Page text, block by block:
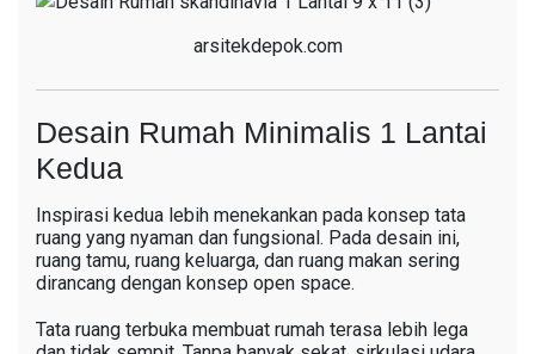
arsitekdepok.com
Desain Rumah Minimalis 1 Lantai
Kedua
Inspirasi kedua lebih menekankan pada konsep tata
ruang yang nyaman dan fungsional. Pada desain ini,
ruang tamu, ruang keluarga, dan ruang makan sering
dirancang dengan konsep open space.
Tata ruang terbuka membuat rumah terasa lebih lega